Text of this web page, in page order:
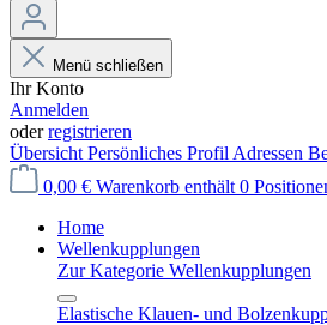
Menü schließen
Ihr Konto
Anmelden
oderregistrieren
Übersicht Persönliches Profil Adressen
0,00 € Warenkorb enthält 0
Home
Wellenkupplungen
Zur Kategorie Wellenkupplungen
Elastische Klauen- und